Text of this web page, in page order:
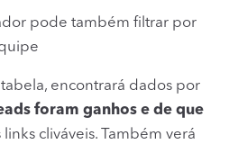
pode também filtrar por
encontrará dados por
foram ganhos e de que
links cliváveis. Também verá